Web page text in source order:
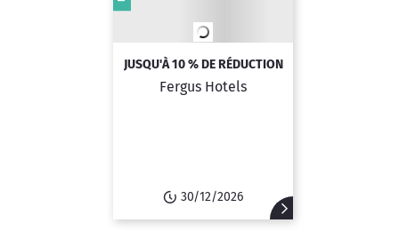
JUSQU'À 10 % DE RÉDUCTION
Fergus Hotels
30/12/2026